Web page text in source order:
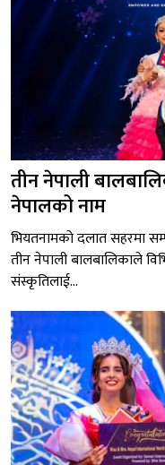
तीन नेपाली
नेपालको नाम
भियतनामको दलात सहरमा
तीन नेपाली बालबालिकाले
संस्कृतिलाई...